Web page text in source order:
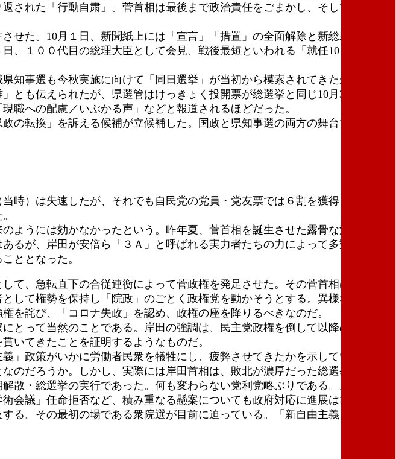
れた「行動自粛」。菅首相は最後まで政治責任をごまかし、そして政権へ
た。10月１日、新聞紙上には「宣言」「措置」の全面解除と新総裁選出の
１００代目の総理大臣として会見、戦後最短といわれる「就任10日後の衆
事選も今秋実施に向けて「同日選挙」が当初から模索されてきたが、県と
も伝えられたが、県選管はけっきょく投開票が総選挙と同じ10月31日にな
職への配慮／いぶかる声」などと報道されるほどだった。
転換」を訴える候補が立候補した。国政と県知事選の両方の舞台で長期政
）は失速したが、それでも自民党の党員・党友票では６割を獲得した。世
うには効かなかったという。昨年夏、菅首相を誕生させた露骨な派閥力学
が、岸田が安倍ら「３Ａ」と呼ばれる実力者たちの力によって多数を獲得
ととなった。
、急転直下の合従連衡によって菅政権を発足させた。その菅首相は高まる
て権勢を保持し「院政」のごとく政権党を動かそうとする。異様な事態で
を詫び、「コロナ失政」を認め、政権の座を降りるべきなのだ。
って当然のことである。岸田の強調は、民主党政権を倒して以降の安倍、
いてきたことを証明するようなものだ。
政策がいかに労働者民衆を犠牲にし、疲弊させてきたかを示している。
だろうか。しかし、実際には岸田首相は、敗北が濃厚だった総選挙の顔と
散・総選挙の実行であった。何も変わらない党利党略ぶりである。岸田首相
会議」任命拒否など、積み重なる懸案についても政府対応に進展はない。
。その最初の場である衆院選が目前に迫っている。「新自由主義」と「コ